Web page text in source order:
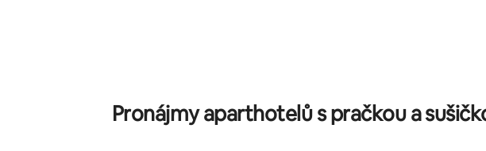
Pronájmy aparthotelů s pračkou a